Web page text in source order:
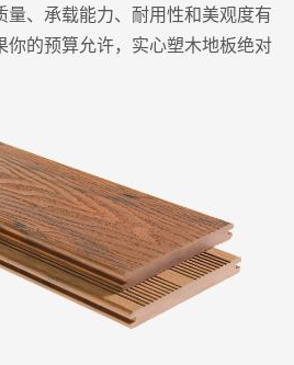
、承载能力、耐用性和美观度有
你的预算允许，实心塑木地板绝对